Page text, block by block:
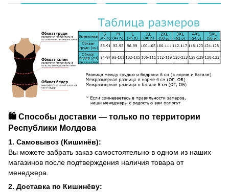
🛍️ Способы доставки — только по территории
Республики Молдова
1. Самовывоз (Кишинёв):
Вы можете забрать заказ самостоятельно в одном из наших
магазинов после подтверждения наличия товара от
менеджера.
2. Доставка по Кишинёву: